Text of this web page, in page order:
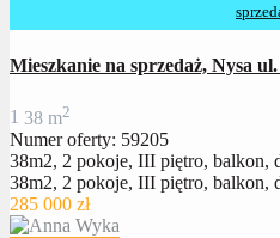
Mieszkanie na sprzedaż, Nysa
1 38 m2
Numer oferty: 59205
38m2, 2 pokoje, III piętro, balkon,
38m2, 2 pokoje, III piętro, balkon,
285 000 zł